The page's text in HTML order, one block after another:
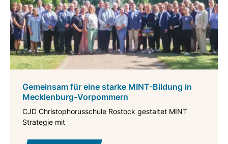
Gemeinsam für eine starke MINT-Bildung in
Mecklenburg-Vorpommern
CJD Christophorusschule Rostock gestaltet MINT
Strategie mit